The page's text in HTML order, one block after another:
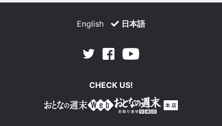
English 日本語
Twitter Facebook
CHECK US!